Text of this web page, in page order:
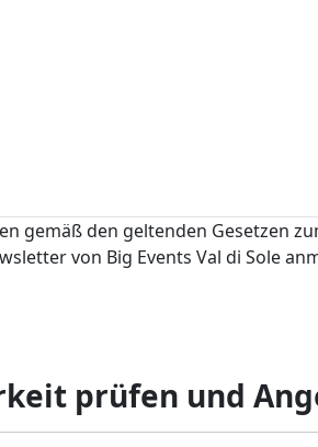
gemäß den geltenden Gesetzen
von Big Events Val di Sole
prüfen und